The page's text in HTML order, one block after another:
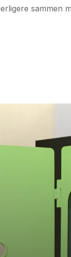
sammen